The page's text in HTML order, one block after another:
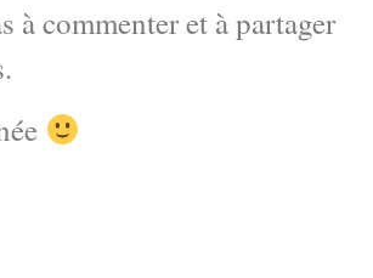
à commenter et à partager